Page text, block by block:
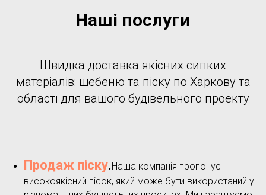
Наші послуги
Швидка доставка якісних сипких
матеріалів: щебеню та піску по Харкову та
області для вашого будівельного проекту
Продаж піску.Наша компанія пропонує
високоякісний пісок, який може бути використаний у